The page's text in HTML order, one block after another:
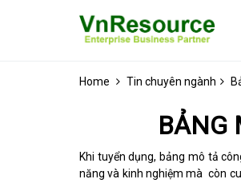
Home Tin chuyên ngành
BẢNG
Khi tuyển dụng, bảng mô tả
năng và kinh nghiệm mà còn